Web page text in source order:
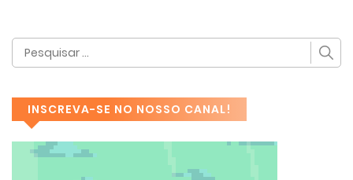
INSCREVA-SE NO NOSSO CANAL!